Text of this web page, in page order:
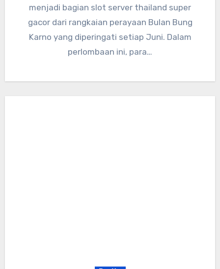
menjadi bagian slot server thailand super
gacor dari rangkaian perayaan Bulan Bung
Karno yang diperingati setiap Juni. Dalam
perlombaan ini, para…